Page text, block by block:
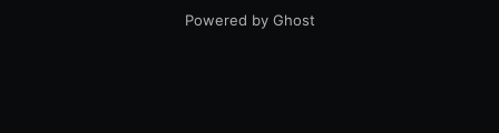
Powered by Ghost